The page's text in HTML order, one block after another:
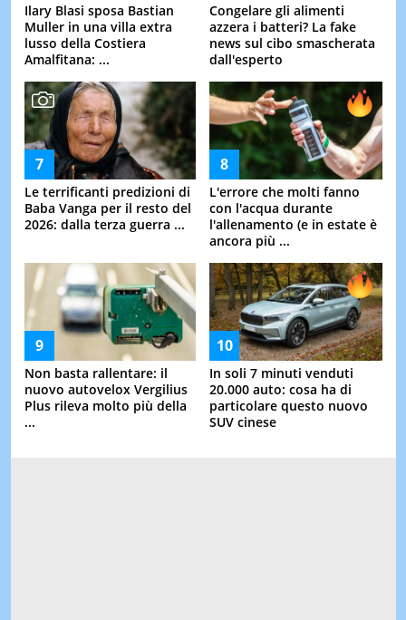
Ilary Blasi sposa Bastian
Muller in una villa extra
lusso della Costiera
Amalfitana: ...
Congelare gli alimenti
azzera i batteri? La fake
news sul cibo smascherata
dall'esperto
Le terrificanti predizioni di
Baba Vanga per il resto del
2026: dalla terza guerra ...
L'errore che molti fanno
con l'acqua durante
l'allenamento (e in estate è
ancora più ...
Non basta rallentare: il
nuovo autovelox Vergilius
Plus rileva molto più della
...
In soli 7 minuti venduti
20.000 auto: cosa ha di
particolare questo nuovo
SUV cinese